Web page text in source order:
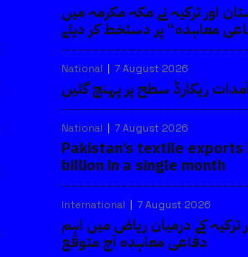
اور ترکیہ نے مکہ مکرمہ میں
معاہدہ“ پر دستخط کر دیئے
National 7 August 2026
ریکارڈ سطح پر پہنچ گئیں
National 7 August 2026
Pakistan’s textile
billion in a single month
International 7 August 2026
کے درمیان ریاض میں اہم
دفاعی معاہدہ آج متوقع